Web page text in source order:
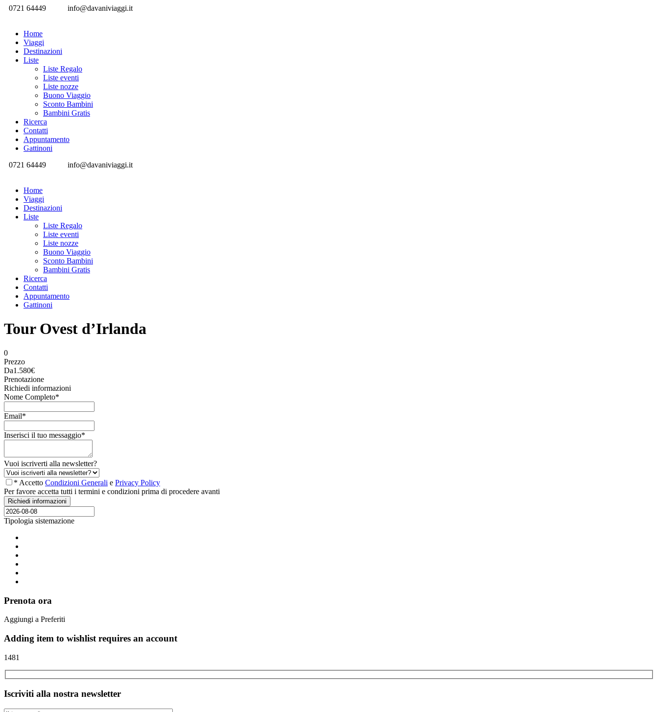
0721 64449 info@davaniviaggi.it
Home
Viaggi
Destinazioni
Liste
Liste Regalo
Liste eventi
Liste nozze
Buono Viaggio
Sconto Bambini
Bambini Gratis
Ricerca
Contatti
Appuntamento
Gattinoni
0721 64449
info@davaniviaggi.it
Home
Viaggi
Destinazioni
Liste
Liste Regalo
Liste eventi
Liste nozze
Buono Viaggio
Sconto Bambini
Bambini Gratis
Ricerca
Contatti
Appuntamento
Gattinoni
Tour Ovest d’Irlanda
0
Prezzo
Da1.580€
Prenotazione
Richiedi informazioni
Nome Completo*
Email*
Inserisci il tuo messaggio*
Vuoi iscriverti alla newsletter?
* Accetto Condizioni Generali e Privacy Policy
Per favore accetta tutti i termini e condizioni prima di procedere avanti
Tipologia sistemazione
Prenota ora
Aggiungi a Preferiti
Adding item to wishlist requires an account
1481
Iscriviti alla nostra newsletter